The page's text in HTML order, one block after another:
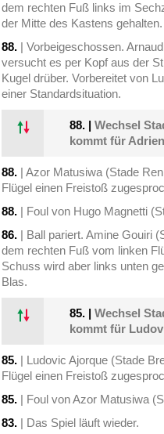
dem rechten Fuß links im
der Mitte des Kastens
88. | Vorbeigeschossen.
versucht es per Kopf aus der
Kugel drüber. Vorbereitet von
einer Standardsituation.
88. |Wechsel
kommt für
88. | Azor Matusiwa (Stade
Flügel einen Freistoß
88. | Foul von Hugo Magnetti
86. | Ball pariert. Amine Gouiri
dem rechten Fuß vom linken
Schuss wird aber links unten
Blas.
85. |Wechsel
kommt für
85. | Ludovic Ajorque (Stade
Flügel einen Freistoß
85. | Foul von Azor Matusiwa
83. | Das Spiel läuft wieder.